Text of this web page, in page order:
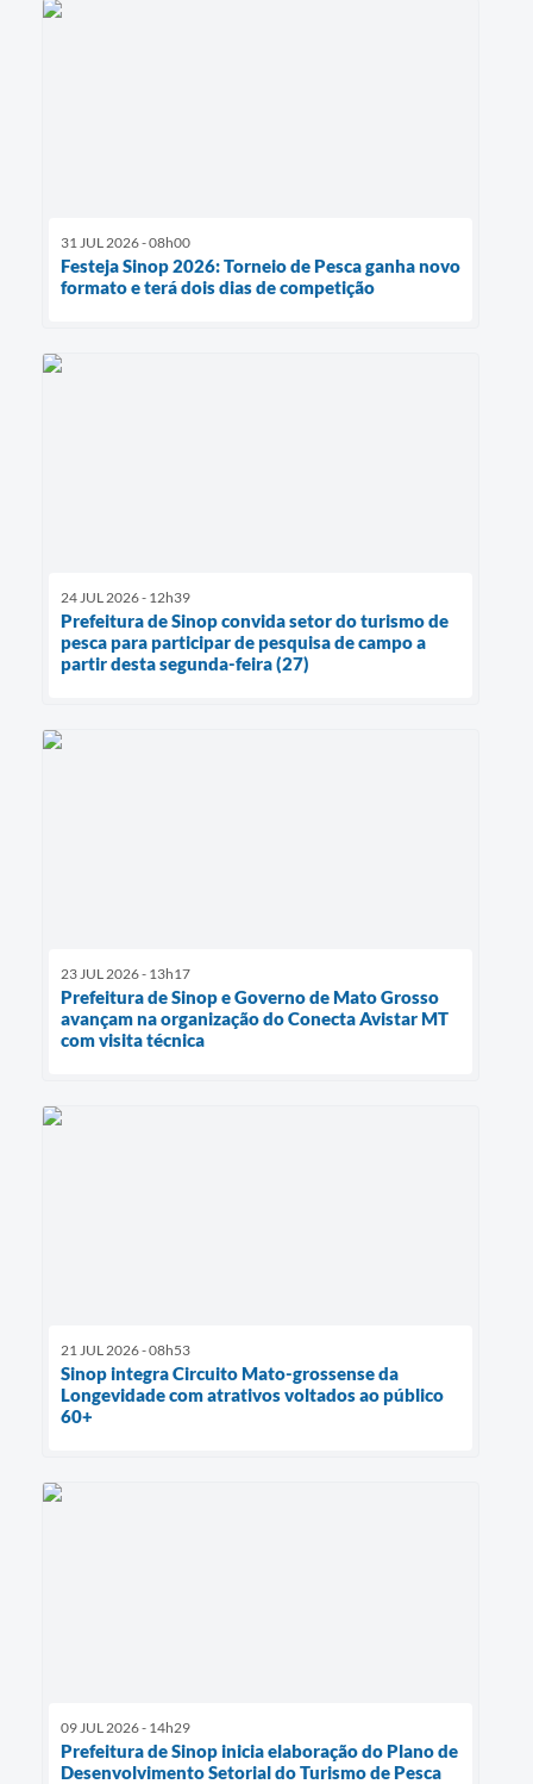
31 JUL 2026 - 08h00
Festeja Sinop 2026: Torneio de Pesca ganha novo
formato e terá dois dias de competição
24 JUL 2026 - 12h39
Prefeitura de Sinop convida setor do turismo de
pesca para participar de pesquisa de campo a
partir desta segunda-feira (27)
23 JUL 2026 - 13h17
Prefeitura de Sinop e Governo de Mato Grosso
avançam na organização do Conecta Avistar MT
com visita técnica
21 JUL 2026 - 08h53
Sinop integra Circuito Mato-grossense da
Longevidade com atrativos voltados ao público
60+
09 JUL 2026 - 14h29
Prefeitura de Sinop inicia elaboração do Plano de
Desenvolvimento Setorial do Turismo de Pesca